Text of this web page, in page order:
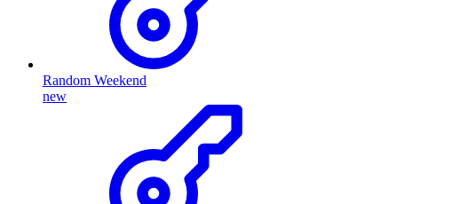
Random Weekend
new